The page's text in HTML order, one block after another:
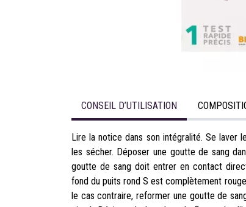
CONSEIL D’UTILISATION
Lire la notice dans son intégralité. Se laver
les sécher. Déposer une goutte de sang
goutte de sang doit entrer en contact
fond du puits rond S est complètement
le cas contraire, reformer une goutte de